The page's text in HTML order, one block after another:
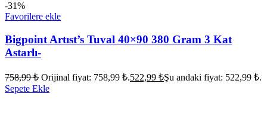
-31%
Favorilere ekle
Bigpoint Artıst’s Tuval 40×90 380 Gram 3 Kat
Astarlı-
758,99₺ Orijinal fiyat: 758,99 ₺.522,99 ₺Şu andaki fiyat: 522,99 ₺.
Sepete Ekle